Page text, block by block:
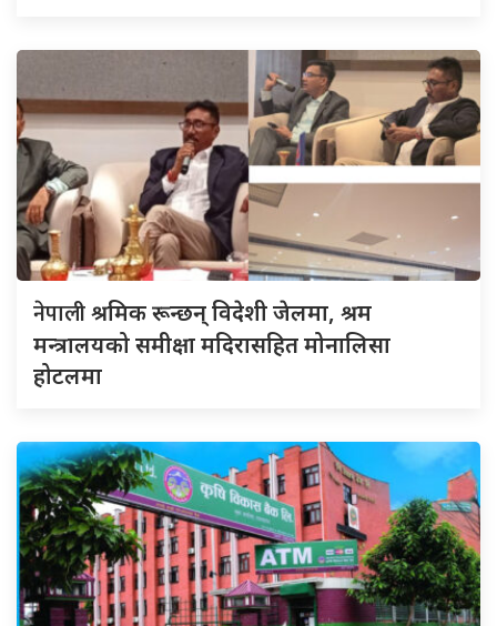
नेपालीश्रमिक रून्छन् विदेशी जेलमा, श्रम
मन्त्रालयको समीक्षा मदिरासहित मोनालिसा
होटलमा